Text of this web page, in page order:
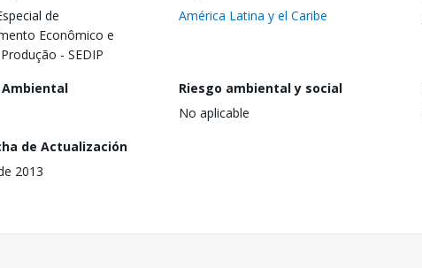
de
Econômico e
- SEDIP
América Latina y el Caribe
Riesgo ambiental y social
No aplicable
de Actualización
2013